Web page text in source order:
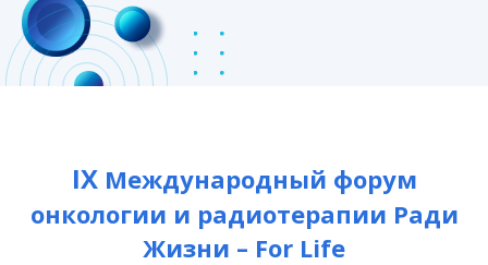
IXМеждународный форум
онкологии и радиотерапии Ради
Жизни – For Life